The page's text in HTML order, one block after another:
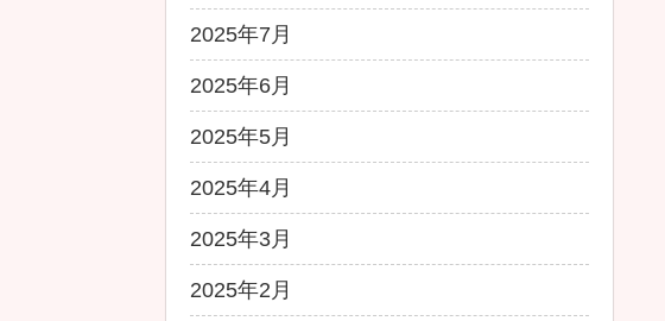
2025年7月
2025年6月
2025年5月
2025年4月
2025年3月
2025年2月